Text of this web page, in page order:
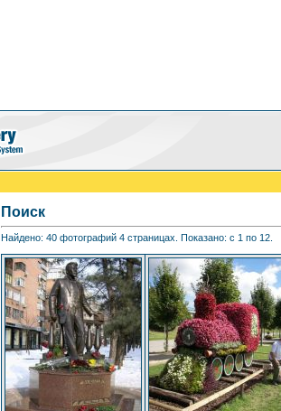
Поиск
Найдено: 40 фотографий 4 страницах. Показано: с 1 по 12.